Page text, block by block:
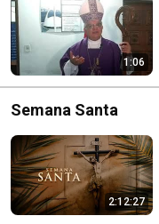
1:06
Semana Santa
2:12:27